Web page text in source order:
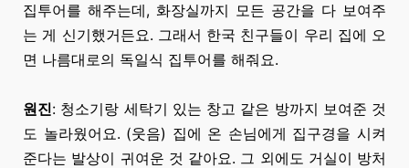
집투어를 해주는데, 화장실까지 모든 공간을 다 보여주
는 게 신기했거든요. 그래서 한국 친구들이 우리 집에 오
면 나름대로의 독일식 집투어를 해줘요.
원진: 청소기랑 세탁기 있는 창고 같은 방까지 보여준 것
도 놀라웠어요. (웃음) 집에 온 손님에게 집구경을 시켜
준다는 발상이 귀여운 것 같아요. 그 외에도 거실이 방처